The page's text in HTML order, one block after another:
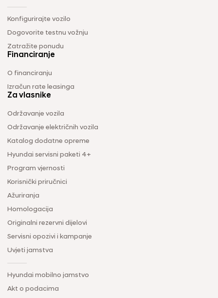
Konfigurirajte vozilo
Dogovorite testnu vožnju
Zatražite ponudu
Financiranje
O financiranju
Izračun rate leasinga
Za vlasnike
Održavanje vozila
Održavanje električnih vozila
Katalog dodatne opreme
Hyundai servisni paketi 4+
Program vjernosti
Korisnički priručnici
Ažuriranja
Homologacija
Originalni rezervni dijelovi
Servisni opozivi i kampanje
Uvjeti jamstva
Hyundai mobilno jamstvo
Akt o podacima